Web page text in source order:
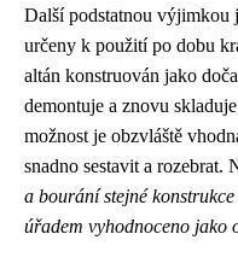
Další podstatnou výjimkou
určeny k použití po dobu
altán konstruován jako
demontuje a znovu
možnost je obzvláště
snadno sestavit a rozebrat.
a bourání stejné
úřadem vyhodnoceno jako